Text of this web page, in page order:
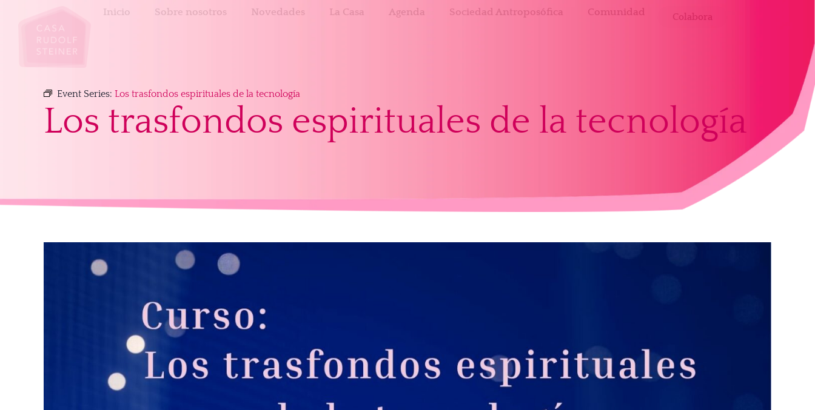
Inicio Sobre nosotros Novedades La Casa Agenda Sociedad Antroposófica Comunidad Colabora
Event Series: Los trasfondos espirituales de la tecnología
Los trasfondos espirituales de la tecnología